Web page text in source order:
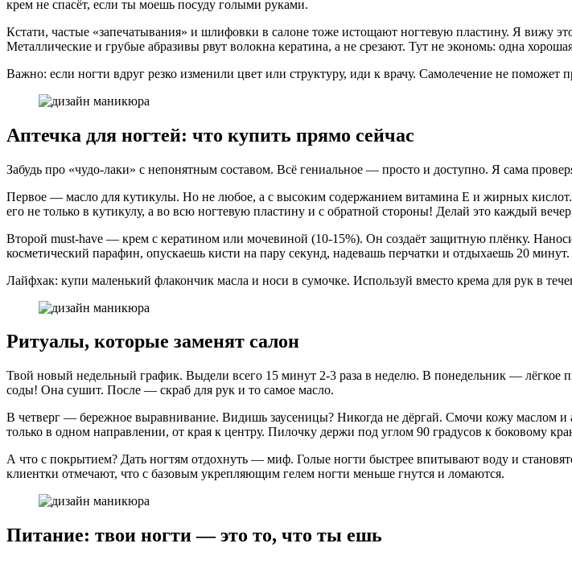
крем не спасёт, если ты моешь посуду голыми руками.
Кстати, частые «запечатывания» и шлифовки в салоне тоже истощают ногтевую пластину. Я вижу
Металлические и грубые абразивы рвут волокна кератина, а не срезают. Тут не экономь: одна
Важно: если ногти вдруг резко изменили цвет или структуру, иди к врачу. Самолечение не поможет
Аптечка для ногтей: что купить прямо сейчас
Забудь про «чудо-лаки» с непонятным составом. Всё гениальное — просто и доступно. Я сама
Первое — масло для кутикулы. Но не любое, а с высоким содержанием витамина Е и жирных
его не только в кутикулу, а во всю ногтевую пластину и с обратной стороны! Делай это каждый
Второй must-have — крем с кератином или мочевиной (10-15%). Он создаёт защитную плёнку.
косметический парафин, опускаешь кисти на пару секунд, надевашь перчатки и отдыхаешь 20
Лайфхак: купи маленький флакончик масла и носи в сумочке. Используй вместо крема для рук в
Ритуалы, которые заменят салон
Твой новый недельный график. Выдели всего 15 минут 2-3 раза в неделю. В понедельник — лёгкое
соды! Она сушит. После — скраб для рук и то самое масло.
В четверг — бережное выравнивание. Видишь заусеницы? Никогда не дёргай. Смочи кожу маслом
только в одном направлении, от края к центру. Пилочку держи под углом 90 градусов к боковому
А что с покрытием? Дать ногтям отдохнуть — миф. Голые ногти быстрее впитывают воду и
клиентки отмечают, что с базовым укрепляющим гелем ногти меньше гнутся и ломаются.
Питание: твои ногти — это то, что ты ешь